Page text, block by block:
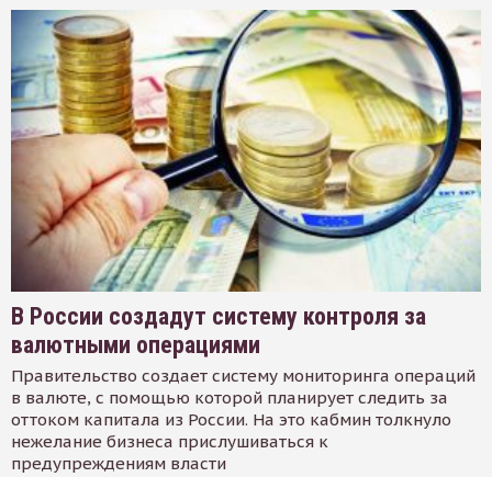
В России создадут систему контроля за
валютными операциями
Правительство создает систему мониторинга операций
в валюте, с помощью которой планирует следить за
оттоком капитала из России. На это кабмин толкнуло
нежелание бизнеса прислушиваться к
предупреждениям власти